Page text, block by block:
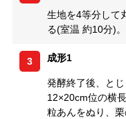
生地を4等分して
る(室温 約10分)。
3 成形1
発酵終了後、と
12×20cm位の横
粒あんをぬり、